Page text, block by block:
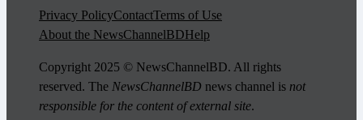
Privacy PolicyContactTerms of Use
About the NewsChannelBDHelp
Copyright 2025 © NewsChannelBD. All rights
reserved. The NewsChannelBD news channel is not
responsible for the content of external site.